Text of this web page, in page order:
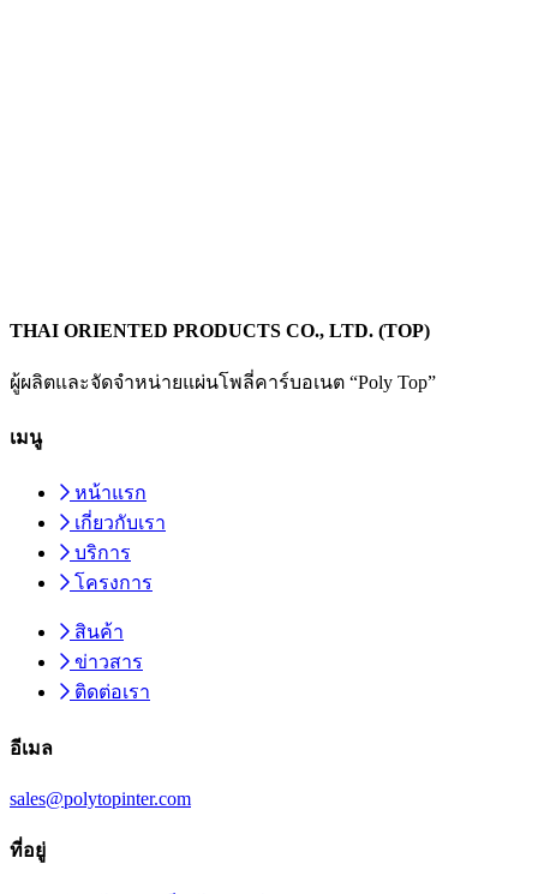
THAI ORIENTED PRODUCTS CO., LTD. (TOP)
ผู้ผลิตและจัดจำหน่ายแผ่นโพลี่คาร์บอเนต “Poly Top”
เมนู
หน้าแรก
เกี่ยวกับเรา
บริการ
โครงการ
สินค้า
ข่าวสาร
ติดต่อเรา
อีเมล
sales@polytopinter.com
ที่อยู่